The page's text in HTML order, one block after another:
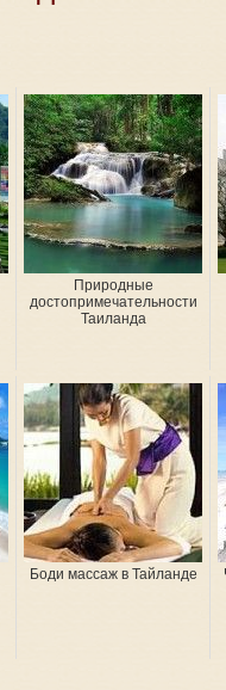
Природные
достопримечательности
Таиланда
Боди массаж в Тайланде